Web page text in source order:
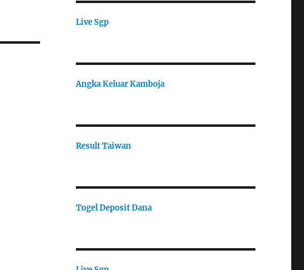
Live Sgp
Angka Keluar Kamboja
Result Taiwan
Togel Deposit Dana